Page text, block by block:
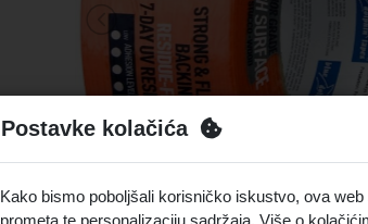
Postavke kolačića
Kako bismo poboljšali korisničko iskustvo, ova
prometa te personalizaciju sadržaja. Više o